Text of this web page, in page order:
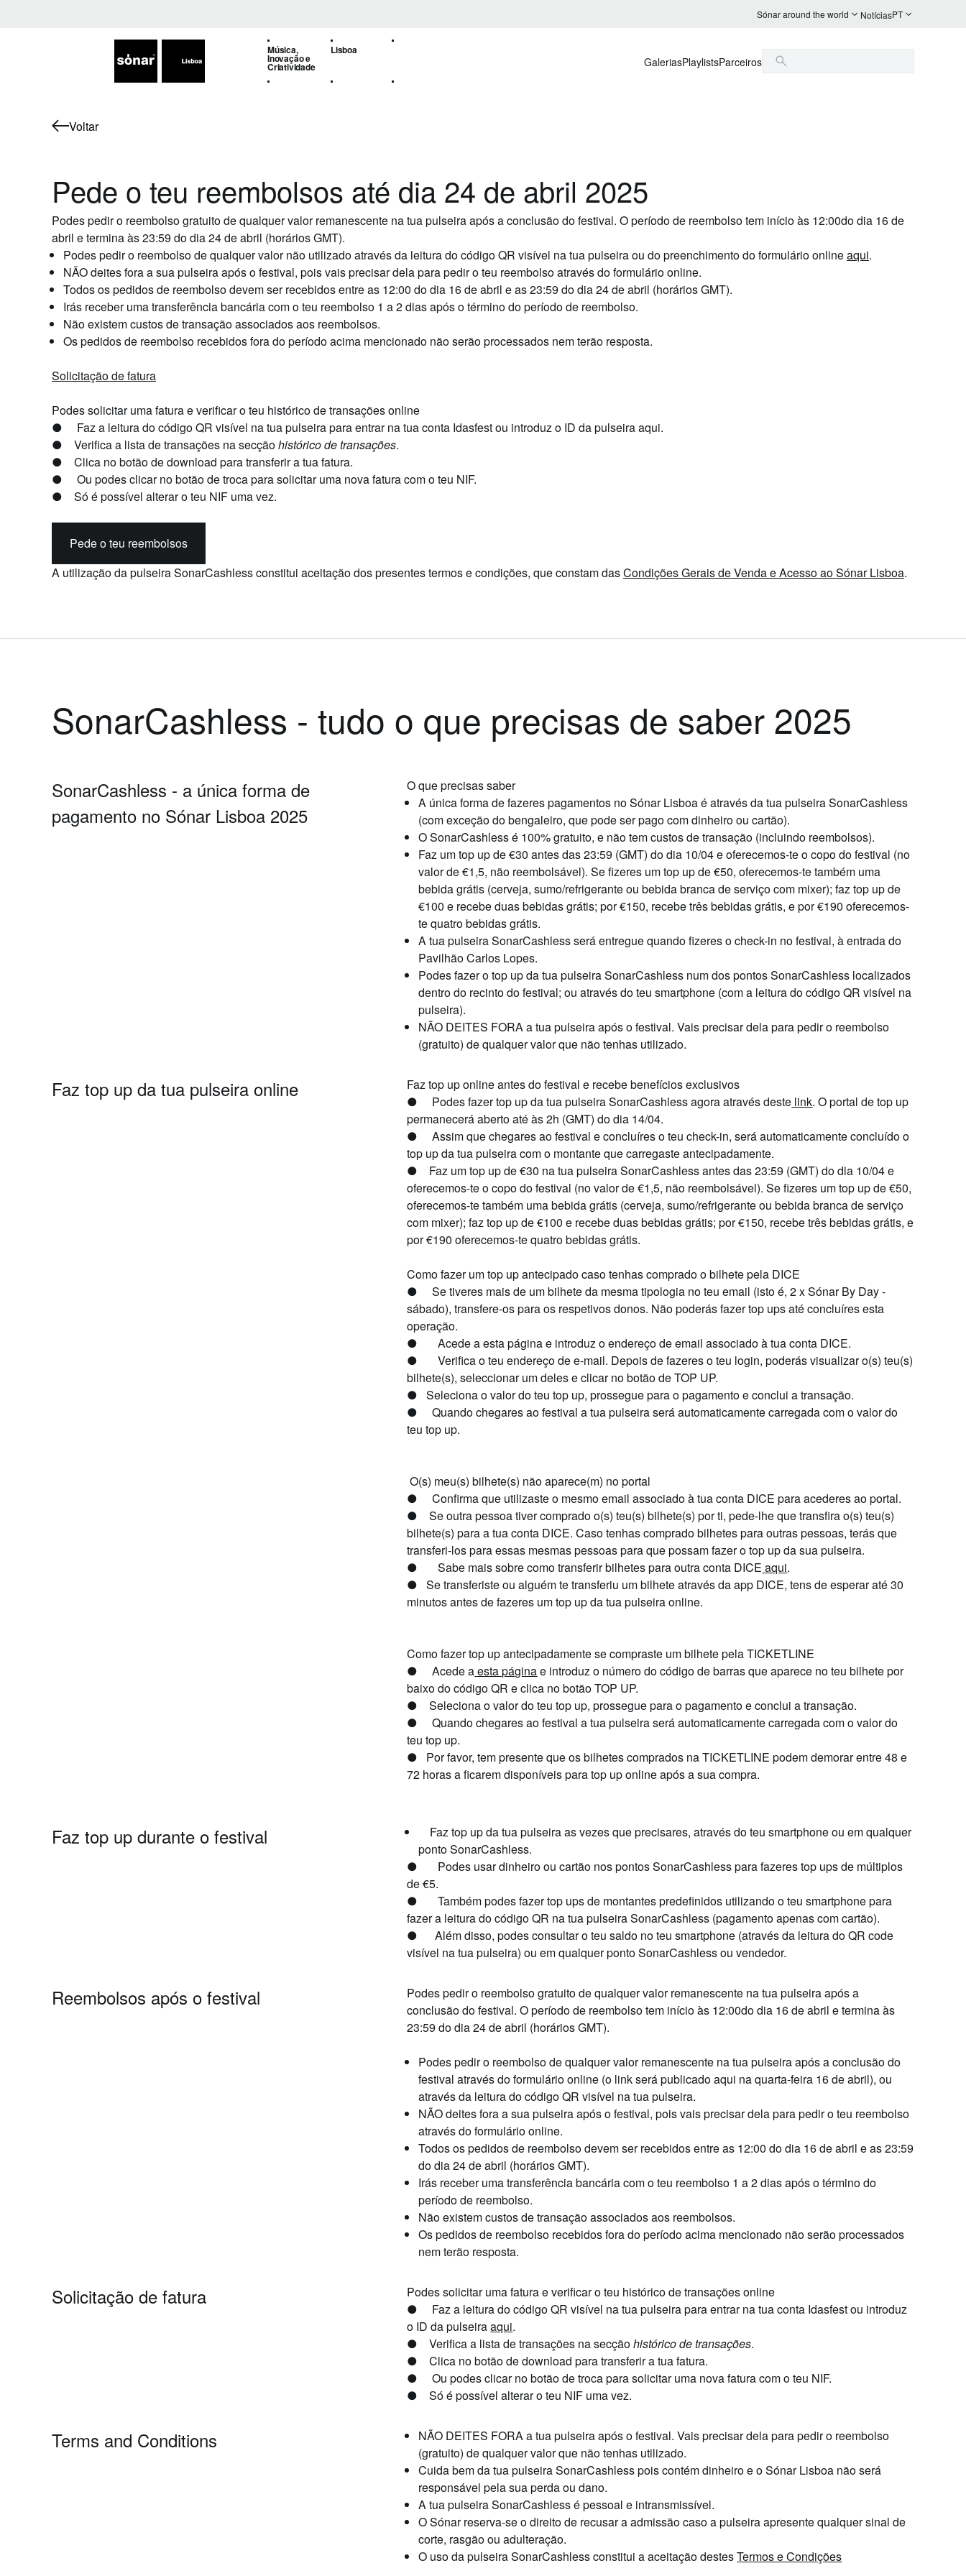
Sónar around the world NotíciasPT
Música,
Inovação e
Criatividade
Lisboa
GaleriasPlaylistsParceiros
Voltar
Pede o teu reembolsos até dia 24 de abril 2025
Podes pedir o reembolso gratuito de qualquer valor remanescente na tua pulseira após a conclusão do festival. O período de reembolso tem início às 12:00do dia 16 de
abril e termina às 23:59 do dia 24 de abril (horários GMT).
Podes pedir o reembolso de qualquer valor não utilizado através da leitura do código QR visível na tua pulseira ou do preenchimento do formulário onlineaqui.
NÃO deites fora a sua pulseiraapós o festival, pois vais precisar dela para pedir o teu reembolso através do formulário online.
Todos os pedidos de reembolso devem ser recebidos entre as 12:00 do dia 16 de abril e as23:59 do dia 24 de abril (horáriosGMT).
Irás receber uma transferência bancária com o teu reembolso 1 a 2 dias após o término do período de reembolso.
Não existem custos de transação associados aos reembolsos.
Os pedidos de reembolso recebidos fora do período acima mencionado não serão processados nem terão resposta.
Solicitação de fatura
Podes solicitar uma fatura e verificar o teu histórico de transações online
●
Faz a leitura do código QR visível na tua pulseira para entrar na tua conta Idasfest ou introduz o ID da pulseira aqui.
●
Verifica a lista de transações na secçãohistórico de transações.
●
Clica no botão de download para transferir a tua fatura.
●
Ou podes clicar no botão de troca para solicitar uma nova fatura com o teu NIF.
●
Só é possível alterar o teu NIF uma vez.
Pede o teu reembolsos
A utilização da pulseira SonarCashless constitui aceitação dos presentes termos e condições, que constam dasCondições Gerais de Venda e Acesso ao Sónar Lisboa.
SonarCashless - tudo o que precisas de saber 2025
SonarCashless - a única forma de
pagamento no Sónar Lisboa 2025
O que precisas saber
A única forma de fazeres pagamentos no Sónar Lisboa é através da tua pulseiraSonarCashless
(com exceção do bengaleiro, que pode ser pago com dinheiro ou cartão).
O SonarCashless é 100% gratuito,e não tem custos de transação (incluindo reembolsos).
Faz um top up de €30 antes das 23:59 (GMT) do dia 10/04e oferecemos-te o copo do festival (no
valor de €1,5, não reembolsável). Se fizeres um top up de€50, oferecemos-te também uma
bebida grátis (cerveja, sumo/refrigerante ou bebida branca de serviço com mixer); faz top up de
€100 e recebe duas bebidas grátis; por€150, recebe três bebidas grátis, e por€190 oferecemos-
te quatro bebidas grátis.
Atua pulseira SonarCashless será entregue quando fizeres o check-in no festival, à entrada do
Pavilhão Carlos Lopes.
Podes fazer o top up da tua pulseira SonarCashless num dos pontosSonarCashless localizados
dentro do recinto do festival; ou através do teu smartphone (com a leitura do código QR visível na
pulseira).
NÃO DEITES FORA a tua pulseira após o festival.Vais precisar dela para pedir o reembolso
(gratuito) de qualquer valor que não tenhas utilizado.
Faz top up da tua pulseira online
Faz top up online antes do festival e recebe benefícios exclusivos
●
Podes fazer top up da tua pulseira SonarCashless agora através deste link. O portal de top up
permanecerá aberto até às 2h (GMT) do dia 14/04.
●
Assim que chegares ao festival e concluíres o teu check-in, será automaticamente concluído o
top up da tua pulseira com o montante que carregaste antecipadamente.
●
Faz um top up de €30 na tua pulseira SonarCashless antes das 23:59 (GMT) do dia 10/04 e
oferecemos-te o copo do festival (no valor de €1,5, não reembolsável). Se fizeres um top up de €50,
oferecemos-te também uma bebida grátis (cerveja, sumo/refrigerante ou bebida branca de serviço
com mixer); faz top up de €100 e recebe duas bebidas grátis; por €150, recebe três bebidas grátis, e
por €190 oferecemos-te quatro bebidas grátis.
Como fazer um top up antecipado caso tenhas comprado o bilhete pela DICE
●
Se tiveres mais de um bilhete da mesma tipologia no teu email (isto é, 2 x Sónar By Day -
sábado), transfere-os para os respetivos donos. Não poderásfazer top ups até concluíres esta
operação.
●
Acede a esta página e introduz o endereço de email associado à tua conta DICE.
●
Verifica o teu endereço de e-mail. Depois de fazeres o teu login, poderás visualizar o(s) teu(s)
bilhete(s), seleccionar um deles e clicar no botão de TOP UP.
● Seleciona o valor do teu top up, prossegue para o pagamento e conclui a transação.
●
Quando chegares ao festival a tua pulseira será automaticamente carregada com o valor do
teu top up.
O(s) meu(s) bilhete(s) não aparece(m) no portal
●
Confirma que utilizaste o mesmo email associado à tua conta DICE para acederes ao portal.
●
Se outra pessoa tiver comprado o(s) teu(s) bilhete(s) por ti, pede-lhe que transfira o(s) teu(s)
bilhete(s) para a tua conta DICE. Caso tenhas comprado bilhetes para outras pessoas, terás que
transferi-los para essas mesmas pessoas para que possam fazer o top up da sua pulseira.
●
Sabe mais sobre como transferir bilhetes para outra conta DICE aqui.
● Se transferiste ou alguém te transferiu um bilhete através da app DICE, tens de esperar até 30
minutos antes de fazeres um top up da tua pulseira online.
Como fazer top up antecipadamente se compraste um bilhete pela TICKETLINE
●
Acede aesta páginae introduz o número do código de barras que aparece no teu bilhete por
baixo do código QR e clica no botão TOP UP.
●
Seleciona o valor do teu top up, prossegue para o pagamento e conclui a transação.
●
Quando chegares ao festival a tua pulseira será automaticamente carregada com o valor do
teu top up.
●
Por favor, tem presente que os bilhetes comprados na TICKETLINE podem demorar entre 48 e
72 horas a ficarem disponíveis para top up online após a sua compra.
Faz top up durante o festival
Faz top up da tua pulseira as vezes que precisares, através do teu smartphone ou em qualquer
ponto SonarCashless.
●
Podes usar dinheiro ou cartão nos pontos SonarCashless para fazeres top ups de múltiplos
de €5.
●
Também podes fazer top ups de montantes predefinidos utilizando o teu smartphone para
fazer a leitura do código QR na tua pulseira SonarCashless (pagamento apenas com cartão).
●
Além disso, podes consultar o teu saldo no teu smartphone (através da leitura do QR code
visível na tua pulseira) ou em qualquer ponto SonarCashless ou vendedor.
Reembolsos após o festival
Podes pedir o reembolso gratuito de qualquer valor remanescente na tua pulseira após a
conclusão do festival. O período de reembolso tem início às 12:00do dia 16 de abril e termina às
23:59 do dia 24 de abril (horários GMT).
Podes pedir o reembolso de qualquer valor remanescente na tua pulseira após a conclusão do
festival através do formulário online (o link será publicado aqui na quarta-feira 16 de abril), ou
através da leitura do código QR visível na tua pulseira.
NÃO deites fora a sua pulseiraapós o festival, pois vais precisar dela para pedir o teu reembolso
através do formulário online.
Todos os pedidos de reembolso devem ser recebidos entre as 12:00 do dia 16 de abril e as23:59
do dia 24 de abril (horáriosGMT).
Irás receber uma transferência bancária com o teu reembolso 1 a 2 dias após o término do
período de reembolso.
Não existem custos de transação associados aos reembolsos.
Os pedidos de reembolso recebidos fora do período acima mencionado não serão processados
nem terão resposta.
Solicitação de fatura
Podes solicitar uma fatura e verificar o teu histórico de transações online
●
Faz a leitura do código QR visível na tua pulseira para entrar na tua conta Idasfest ou introduz
o ID da pulseiraaqui.
●
Verifica a lista de transações na secçãohistórico de transações.
●
Clica no botão de download para transferir a tua fatura.
●
Ou podes clicar no botão de troca para solicitar uma nova fatura com o teu NIF.
●
Só é possível alterar o teu NIF uma vez.
Terms and Conditions NÃO DEITES FORA a tua pulseira após o festival.Vais precisar dela para pedir o reembolso
(gratuito) de qualquer valor que não tenhas utilizado.
Cuida bem da tua pulseira SonarCashless pois contém dinheiro e o Sónar Lisboa não será
responsável pela sua perda ou dano.
A tua pulseira SonarCashless é pessoal e intransmissível.
O Sónar reserva-se o direito de recusar a admissão caso a pulseira apresente qualquer sinal de
corte, rasgão ou adulteração.
O uso da pulseira SonarCashless constitui a aceitação destesTermos e Condições